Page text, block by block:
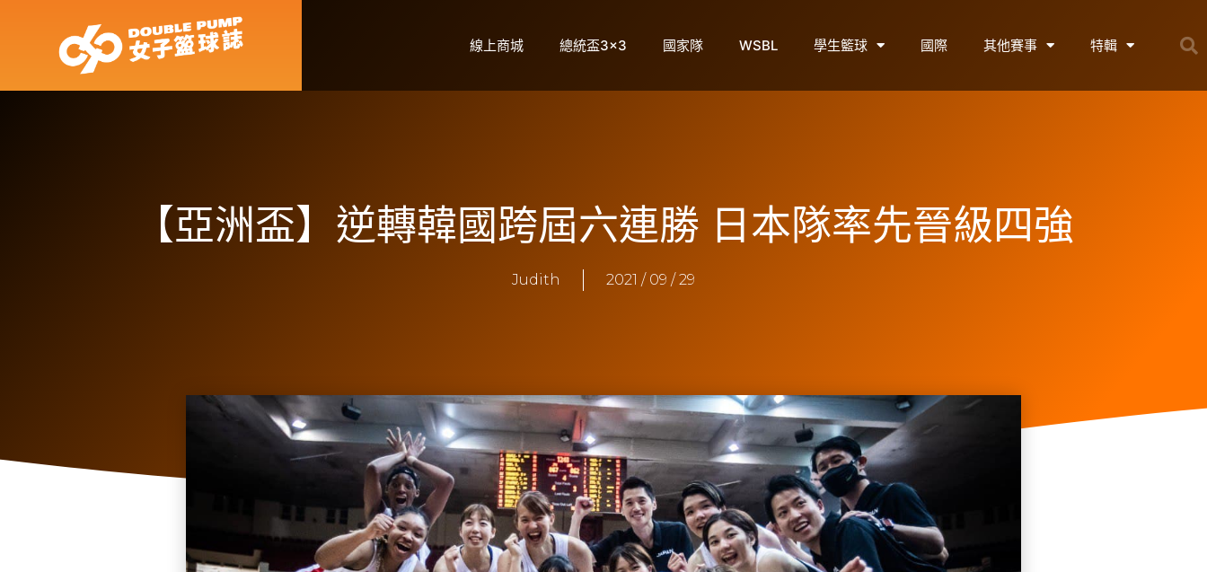
線上商城 總統盃3×3 國家隊 WSBL 學生籃球 國際 其他賽事 特輯
【亞洲盃】逆轉韓國跨屆六連勝 日本隊率先晉級四強
Judith 2021 / 09 / 29